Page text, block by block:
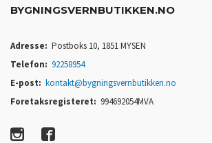
BYGNINGSVERNBUTIKKEN.NO
Adresse: Postboks 10, 1851 MYSEN
Telefon: 92258954
E-post: kontakt@bygningsvernbutikken.no
Foretaksregisteret: 994692054MVA